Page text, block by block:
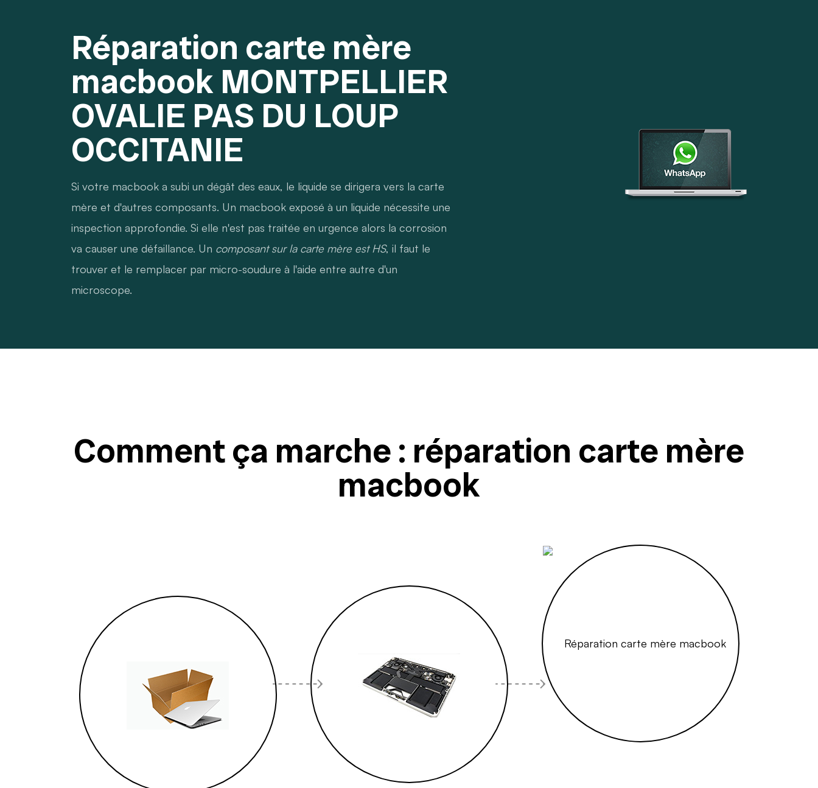
Réparation carte mère
macbook MONTPELLIER
OVALIE PAS DU LOUP
OCCITANIE
Si votre macbook a subi un dégât des eaux, le liquide se dirigera vers la carte
mère et d'autres composants. Un macbook exposé à un liquide nécessite une
inspection approfondie. Si elle n'est pas traitée en urgence alors la corrosion
va causer une défaillance. Un composant sur la carte mère est HS, il faut le
trouver et le remplacer par micro-soudure à l'aide entre autre d'un
microscope.
Comment ça marche : réparation carte mère
macbook